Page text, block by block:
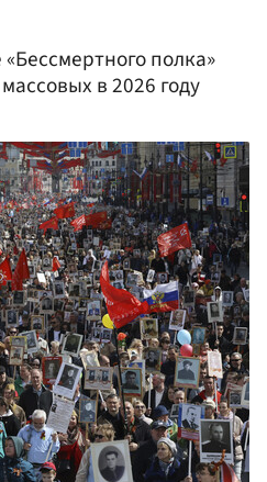
полка»
в 2026 году